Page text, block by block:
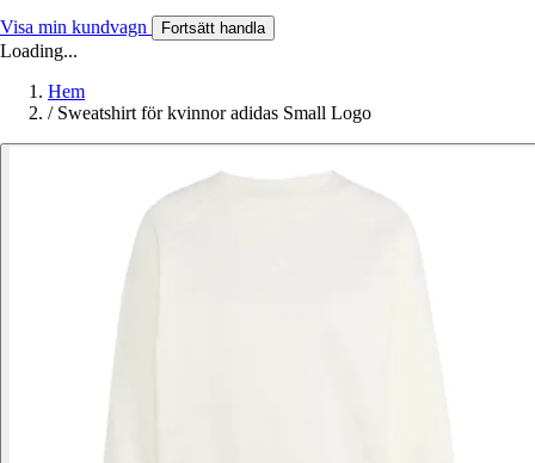
Visa min kundvagn Fortsätt handla
Loading...
Hem
/ Sweatshirt för kvinnor adidas Small Logo